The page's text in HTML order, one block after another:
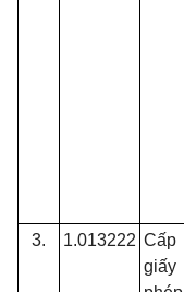
3. 1.013222 Cấp
giấy